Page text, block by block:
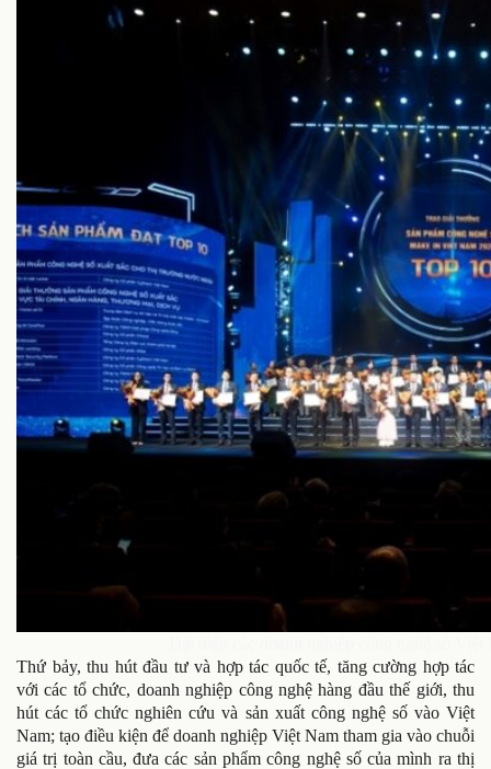
Thứ bảy, thu hút đầu tư và hợp tác quốc tế, tăng cường hợp tác
với các tổ chức, doanh nghiệp công nghệ hàng đầu thế giới, thu
hút các tổ chức nghiên cứu và sản xuất công nghệ số vào Việt
Nam; tạo điều kiện để doanh nghiệp Việt Nam tham gia vào chuỗi
giá trị toàn cầu, đưa các sản phẩm công nghệ số của mình ra thị